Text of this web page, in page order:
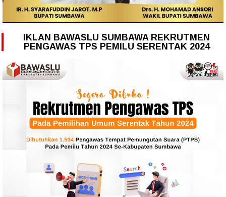
IKLAN BAWASLU SUMBAWA REKRUTMEN
PENGAWAS TPS PEMILU SERENTAK 2024